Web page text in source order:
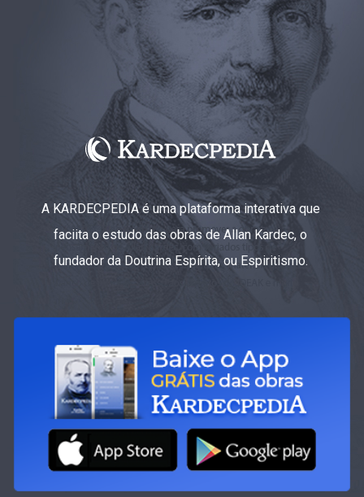
A KARDECPEDIA é uma plataforma interativa que
faciita o estudo das obras de Allan Kardec, o
fundador da Doutrina Espírita, ou Espiritismo.